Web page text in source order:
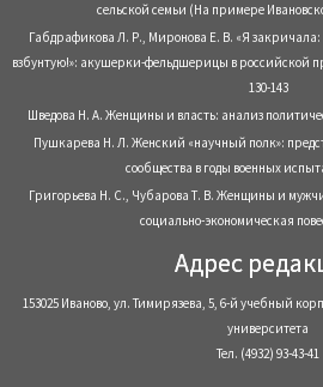
сельской семьи (На примере
Габдрафикова Л. Р., Миронова Е. В. «Я закричала:
взбунтую!»: акушерки-фельдшерицы в российской
130-143
Шведова Н. А. Женщины и власть: анализ
Пушкарева Н. Л. Женский «научный полк»:
сообщества в годы военных
Григорьева Н. С., Чубарова Т. В. Женщины и
социально-экономическая
Адрес
153025 Иваново, ул. Тимирязева, 5, 6-й учебный
университета
Тел. (4932) 93-43-41